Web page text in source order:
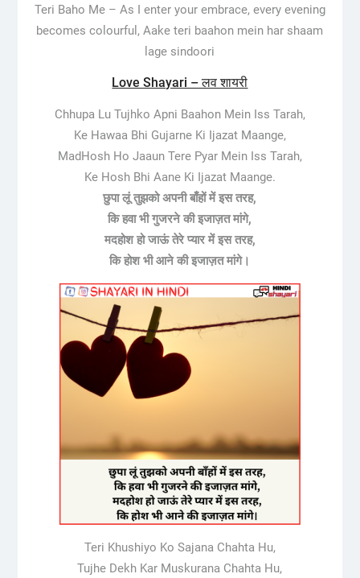
Teri Baho Me – As I enter your embrace, every evening
becomes colourful, Aake teri baahon mein har shaam
lage sindoori
Love Shayari – लव शायरी
Chhupa Lu Tujhko Apni Baahon Mein Iss Tarah,
Ke Hawaa Bhi Gujarne Ki Ijazat Maange,
MadHosh Ho Jaaun Tere Pyar Mein Iss Tarah,
Ke Hosh Bhi Aane Ki Ijazat Maange.
छुपा लूं तुझको अपनी बाँहों में इस तरह,
कि हवा भी गुजरने की इजाज़त मांगे,
मदहोश हो जाऊं तेरे प्यार में इस तरह,
कि होश भी आने की इजाज़त मांगे।
Teri Khushiyo Ko Sajana Chahta Hu,
Tujhe Dekh Kar Muskurana Chahta Hu,